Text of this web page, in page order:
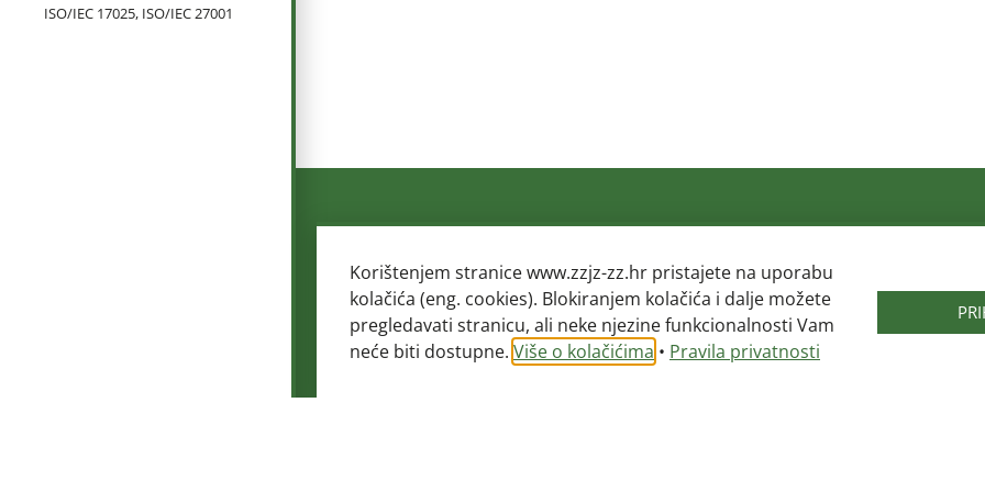
ISO/IEC 17025, ISO/IEC 27001
© 2026.
Adresa: Mokrička 54, 10290
Zaprešić
Telefon: 01 3319 109
Hrvatski
zdravstvo
Korištenjem stranice www.zzjz-zz.hr pristajete na uporabu
kolačića (eng. cookies). Blokiranjem kolačića i dalje možete
pregledavati stranicu, ali neke njezine funkcionalnosti Vam
neće biti dostupne. Više o kolačićima • Pravila privatnosti